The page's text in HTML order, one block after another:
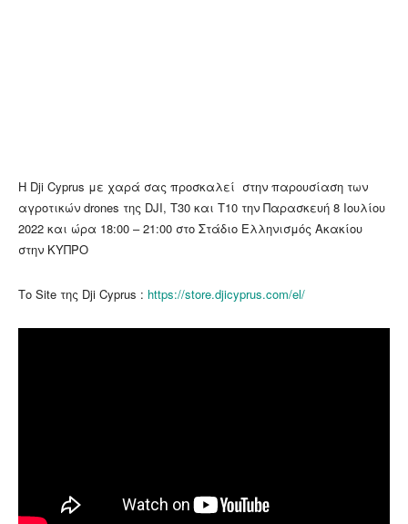
Η Dji Cyprus με χαρά σας προσκαλεί στην παρουσίαση των
αγροτικών drones της DJI, Τ30 και T10 την Παρασκευή 8 Ιουλίου
2022 και ώρα 18:00 – 21:00 στο Στάδιο Ελληνισμός Ακακίου
στην ΚΥΠΡΟ
Το Site της Dji Cyprus : https://store.djicyprus.com/el/